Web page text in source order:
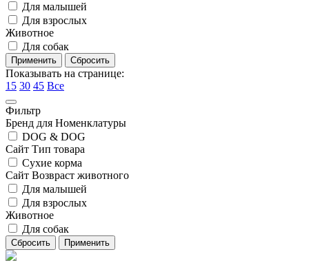
Для малышей
Для взрослых
Животное
Для собак
Показывать на странице:
15 30 45 Все
Фильтр
Бренд для Номенклатуры
DOG & DOG
Сайт Тип товара
Сухие корма
Сайт Возвраст животного
Для малышей
Для взрослых
Животное
Для собак